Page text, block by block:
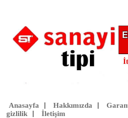
Anasayfa Hakkımızda
gizlilik| İletişim